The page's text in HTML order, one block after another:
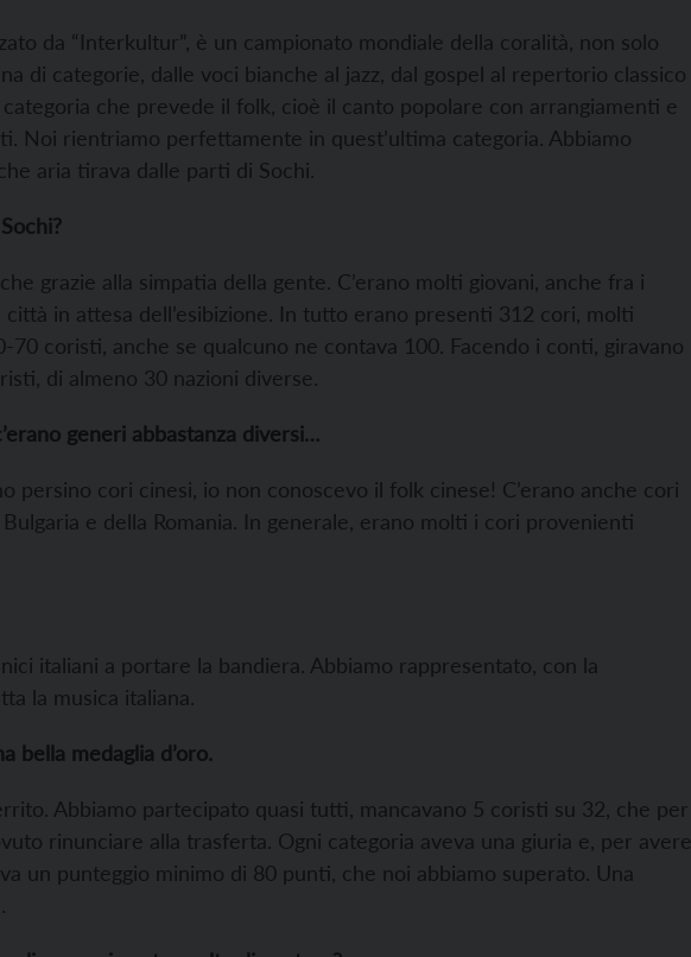
da “Interkultur”, è un campionato mondiale della coralità, non solo
di categorie, dalle voci bianche al jazz, dal gospel al repertorio classico
categoria che prevede il folk, cioè il canto popolare con arrangiamenti e
Noi rientriamo perfettamente in quest’ultima categoria. Abbiamo
aria tirava dalle parti di Sochi.
grazie alla simpatia della gente. C’erano molti giovani, anche fra i
in attesa dell’esibizione. In tutto erano presenti 312 cori, molti
70 coristi, anche se qualcuno ne contava 100. Facendo i conti, giravano
di almeno 30 nazioni diverse.
generi abbastanza diversi…
persino cori cinesi, io non conoscevo il folk cinese! C’erano anche cori
e della Romania. In generale, erano molti i cori provenienti
italiani a portare la bandiera. Abbiamo rappresentato, con la
la musica italiana.
bella medaglia d’oro.
Abbiamo partecipato quasi tutti, mancavano 5 coristi su 32, che per
rinunciare alla trasferta. Ogni categoria aveva una giuria e, per avere
un punteggio minimo di 80 punti, che noi abbiamo superato. Una